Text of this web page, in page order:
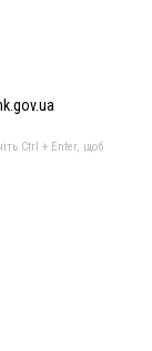
Ctrl + Enter, щоб